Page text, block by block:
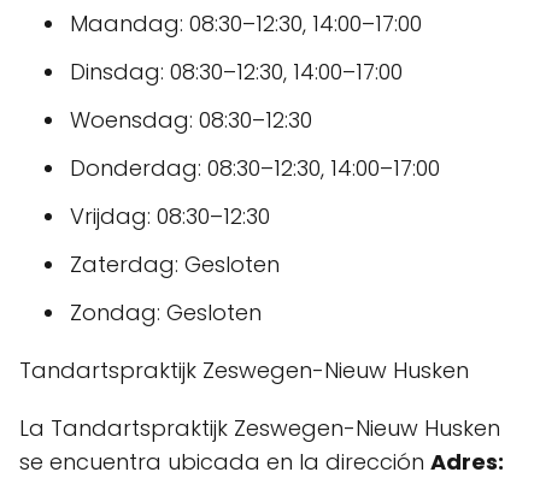
Maandag: 08:30–12:30, 14:00–17:00
Dinsdag: 08:30–12:30, 14:00–17:00
Woensdag: 08:30–12:30
Donderdag: 08:30–12:30, 14:00–17:00
Vrijdag: 08:30–12:30
Zaterdag: Gesloten
Zondag: Gesloten
Tandartspraktijk Zeswegen-Nieuw Husken
La Tandartspraktijk Zeswegen-Nieuw Husken
se encuentra ubicada en la dirección Adres: